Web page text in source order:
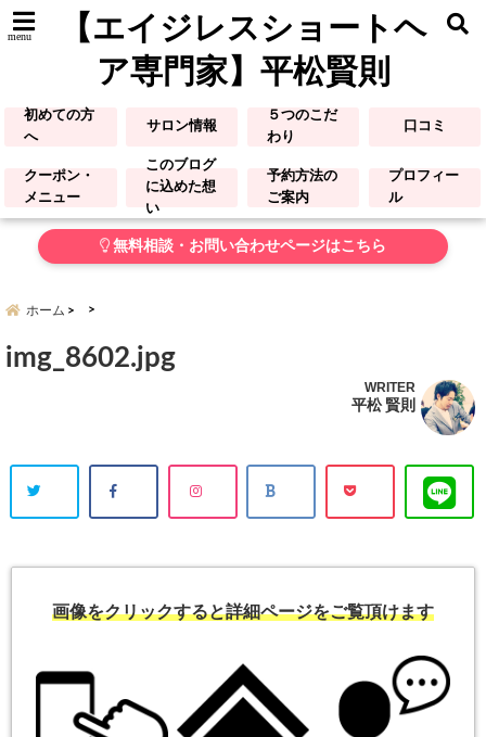
menu
【エイジレスショートヘ
ア専門家】平松賢則
初めての方
へ
サロン情報
５つのこだ
わり
口コミ
クーポン・
メニュー
このブログ
に込めた想
い
予約方法の
ご案内
プロフィー
ル
無料相談・お問い合わせページはこちら
ホーム
img_8602.jpg
WRITER
平松 賢則
画像をクリックすると詳細ページをご覧頂けます